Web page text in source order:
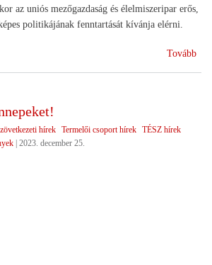
az uniós mezőgazdaság és élelmiszeripar erős,
politikájának fenntartását kívánja elérni.
Tovább
hírek Termelői csoport hírek TÉSZ hírek
2023. december 25.